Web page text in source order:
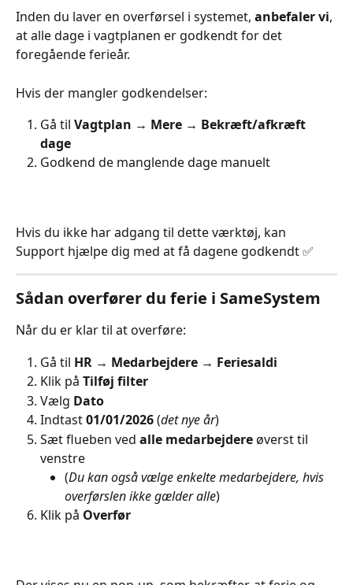
Inden du laver en overførsel i systemet, anbefaler vi,
at alle dage i vagtplanen er godkendt for det
foregående ferieår.
Hvis der mangler godkendelser:
Gå til Vagtplan → Mere → Bekræft/afkræft
dage
Godkend de manglende dage manuelt
Hvis du ikke har adgang til dette værktøj, kan
Support hjælpe dig med at få dagene godkendt ✅
Sådan overfører du ferie i SameSystem
Når du er klar til at overføre:
Gå til HR → Medarbejdere → Feriesaldi
Klik på Tilføj filter
Vælg Dato
Indtast 01/01/2026 (det nye år)
Sæt flueben ved alle medarbejdere øverst til
venstre
(Du kan også vælge enkelte medarbejdere, hvis
overførslen ikke gælder alle)
Klik på Overfør